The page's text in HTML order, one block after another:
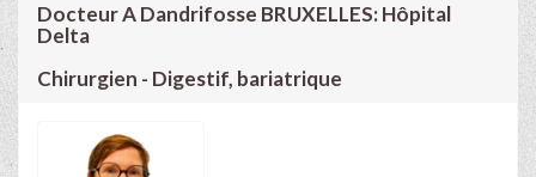
Docteur A Dandrifosse BRUXELLES: Hôpital
Delta
Chirurgien - Digestif, bariatrique